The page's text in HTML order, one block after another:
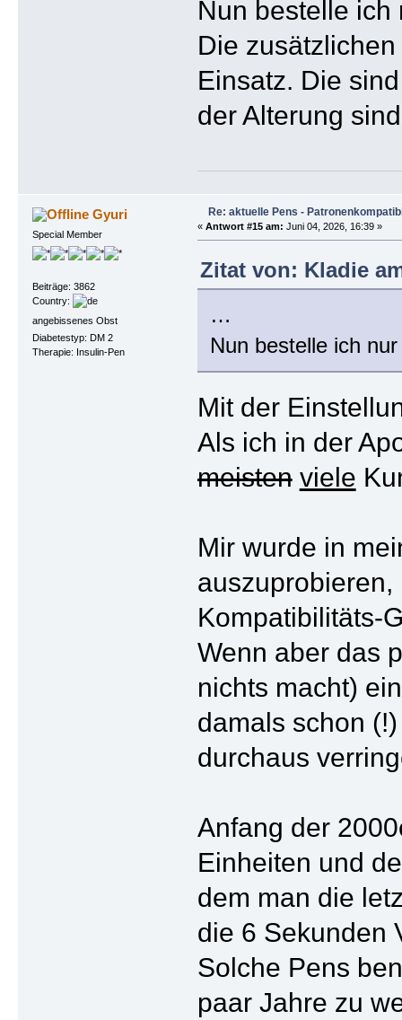
Nun bestelle ich
Die
Einsatz. Die
der Alterung
Gyuri
Special Member
Beiträge: 3862
Country:
angebissenes Obst
Diabetestyp: DM 2
Therapie: Insulin-Pen
Re: aktuelle Pens -
« Antwort #15 am: Juni 04, 2026, 16:39 »
Zitat von: Kladie
…
Nun bestelle ich
Mit der
Als ich in der
meisten viele
Mir wurde in
Kompatibilitäts-
Wenn aber das
nichts macht)
damals schon
durchaus
Anfang der
Einheiten und
dem man die
die 6 Sekunden
Solche Pens
paar Jahre zu